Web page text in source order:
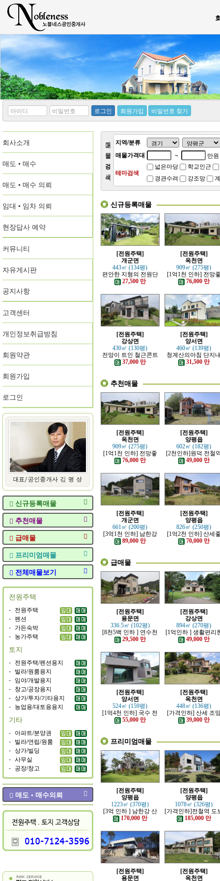
*
아
디
*
비
번
로그인 회원가입 비밀번호 찾기
회사소개
매도 • 매수
매도 • 매수 의뢰
임대 • 임차 의뢰
현장답사 예약
커뮤니티
자유게시판
공지사항
고객센터
개인정보취급방침
회원약관
회원가입
로그인
신규등록매물
추천매물
급매물
프리미엄매물
전체매물보기
전원주택
- 전원주택
- 펜션
- 가든숙박
- 농가주택
토지
- 전원주택/펜션용지
- 빌라/원룸용지
- 임야/개발용지
- 창고/공장용지
- 상가/투자/기타용지
- 농업용/대토용용지
기타
- 아파트/분양권
- 빌라/연립/원룸
- 상가/빌딩
- 사무실
- 공장/창고
매도 • 매수의뢰
지역/분류
매물가격대
~ 만원
테마검색
넓은마당 학교인근
경관수려
강조망
신규등록매물
[전원주택]
개군면
443㎡ (134평)
편안한 지형의 전원단
지 내의 주택
27,500 만
[전원주택]
옥천면
909㎡ (275평)
[1억1천 인하] 전망
고 력셔리한 단층 철
전원주택
76,000 만
[전원주택]
강상면
430㎡ (130평)
전망이 트인 철근콘트
리트 신축 주택
37,000 만
[전원주택]
양서면
460㎡ (139평)
청계산의아침 단지
아담한 근생 주택
31,500 만
추천매물
[전원주택]
옥천면
909㎡ (275평)
[1억1천 인하] 전망좋
고 력셔리한 단층 철콘
전원주택
76,000 만
[전원주택]
양평읍
602㎡ (182평)
[2천인하]원덕 전철
인근 전망 트인 예쁜
49,000 만
[전원주택]
개군면
661㎡ (200평)
[3억1천 인하] 남한강
조망 좋은 모던한 고급
전원주택
89,000 만
[전원주택]
양평읍
826㎡ (250평)
[1억2천 인하] 산세
고 읍생활 편리한 남
의 전원주택
70,000 만
급매물
[전원주택]
용문면
336.5㎡ (102평)
[8천5백 인하 ] 연수천
가까운 튼튼하게 잘지
은 전원주택
29,500 만
[전원주택]
강상면
894㎡ (270평)
[1억인하 ] 생활편리
정남향의 관리 잘된
49,000 만
[전원주택]
양서면
524㎡ (159평)
[1억4천 인하] 국수 전
철역 인근 제대로 잘 지
은 신축 전원주택
55,000 만
[전원주택]
옥천면
448㎡ (136평)
[가격인하] 산세 조
좋은 남향 전원주택
39,000 만
프리미엄매물
[전원주택]
양평읍
1223㎡ (370평)
[3억 인하 ] 남한강 산
책로 접한 최고급 전원
170,000 만
[전원주택]
양평읍
1078㎡ (326평)
[가격인하]전철역 도
강조망 되는 고급 전
185,000 만
[전원주택]
용문면
[전원주택]
옥천면